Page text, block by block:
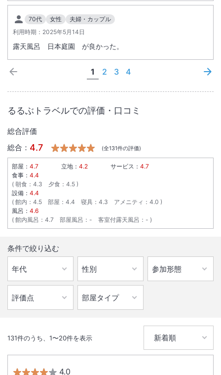
70代 女性
夫婦・カップル
利用時期： 2025年5月14日
露天風呂 日本庭園 が良かった。
1 2 3 4
るるぶトラベルでの評価・口コミ
総合評価
総合： 4.7 (全131件の評価)
部屋： 4.7 立地： 4.2 サービス： 4.7
食事： 4.4
朝食 ： 4.3 夕食 ： 4.5
設備： 4.4
館内 ： 4.5 部屋 ： 4.4 寝具 ： 4.3 アメニティ ： 4.0
風呂： 4.6
館内風呂 ： 4.7 部屋風呂 ： - 客室付露天風呂 ： -
条件で絞り込む
131件のうち、 1〜20件を表示
4.0